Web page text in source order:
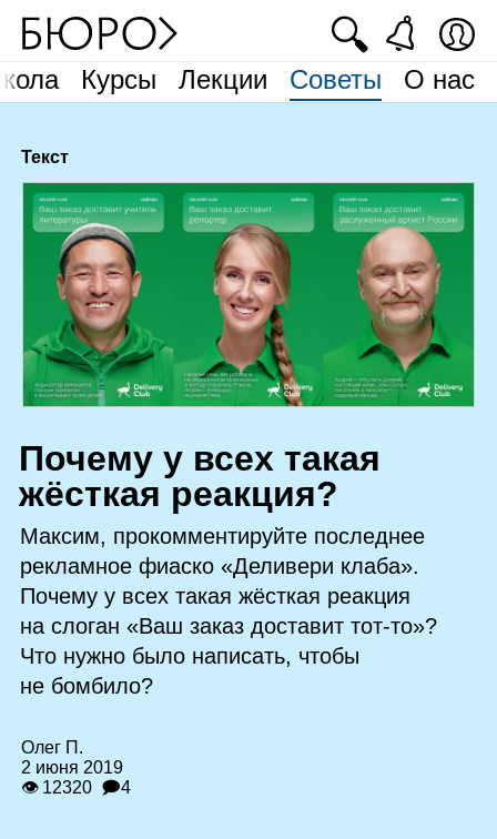
Курсы Лекции Советы О нас
🔍
Текст
Почему у всех такая
жёсткая реакция?
Максим, прокомментируйте последнее
рекламное фиаско «Деливери клаба».
Почему у всех такая жёсткая реакция
на слоган «Ваш заказ доставит тот‑то»?
Что нужно было написать, чтобы
не бомбило?
Олег П.
2 июня 2019
👁 12320 🗩4